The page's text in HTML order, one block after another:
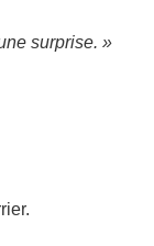
surprise. »